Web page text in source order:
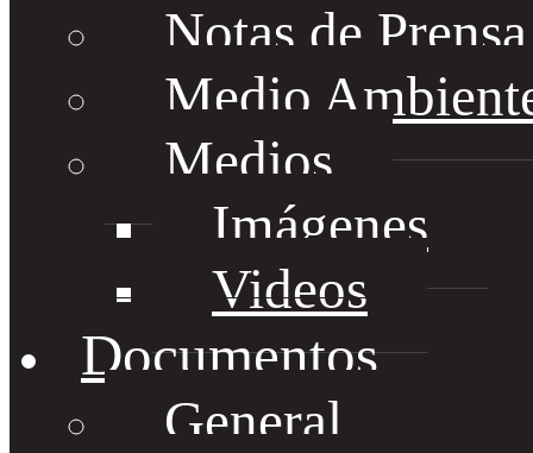
Notas de
Medio
Medios
Imágenes
Videos
Documentos
General